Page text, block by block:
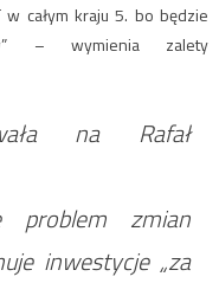
całym kraju 5. bo będzie
– wymienia zalety
na Rafał
problem zmian
inwestycje „za